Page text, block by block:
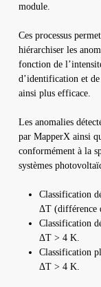
module.
Ces processus
hiérarchiser les
fonction de
d’identification et
ainsi plus efficace.
Les anomalies
par MapperX ainsi
conformément à la
systèmes
Classification
ΔT (différence
Classification
ΔT > 4 K.
Classification
ΔT > 4 K.